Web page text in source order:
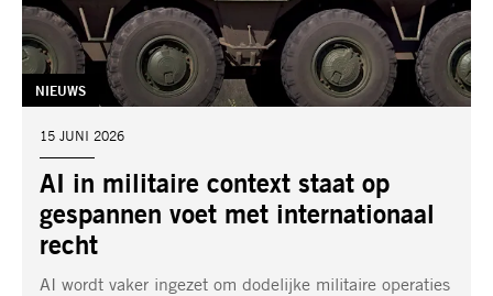
AI in militaire context staat op
gespannen voet met internationaal
recht
TAG:
NIEUWS
DATUM:
15 JUNI 2026
AI wordt vaker ingezet om dodelijke militaire operaties